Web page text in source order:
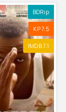
BDRip
KP 7.5
IMDB 7.1